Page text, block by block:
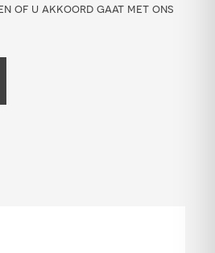
of u akkoord gaat met ons